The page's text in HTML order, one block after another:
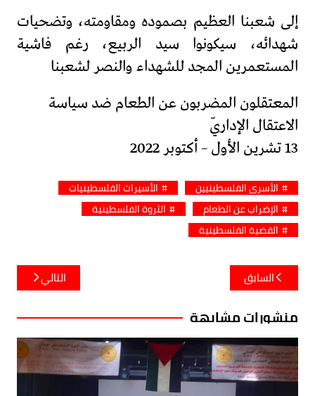
إلى شعبنا العظيم بصموده ومقاومته، وتضحيات
شهدائه، سيكونوا سيد الربيع، رغم فاشية
المستعمرين المجد للشهداء والنصر لشعبنا
المعتقلون المضربون عن الطعام ضد سياسة
الاعتقال الإداريّ
13 تشرين الأول – أكتوبر 2022
الأسرى الفلسطينيين
الأسيرات الفلسطينيات
الإضراب عن الطعام
الثروة الفلسطينية
القضية الفلسطينية
تصفّح
المقالات
السابق التالي
منشورات مشابهة